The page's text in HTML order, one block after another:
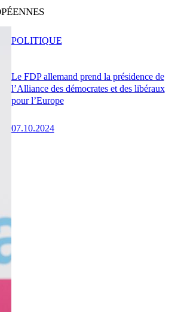
Le FDP allemand prend la présidence de
l’Alliance des démocrates et des libéraux
pour l’Europe
07.10.2024
POLITIQUE